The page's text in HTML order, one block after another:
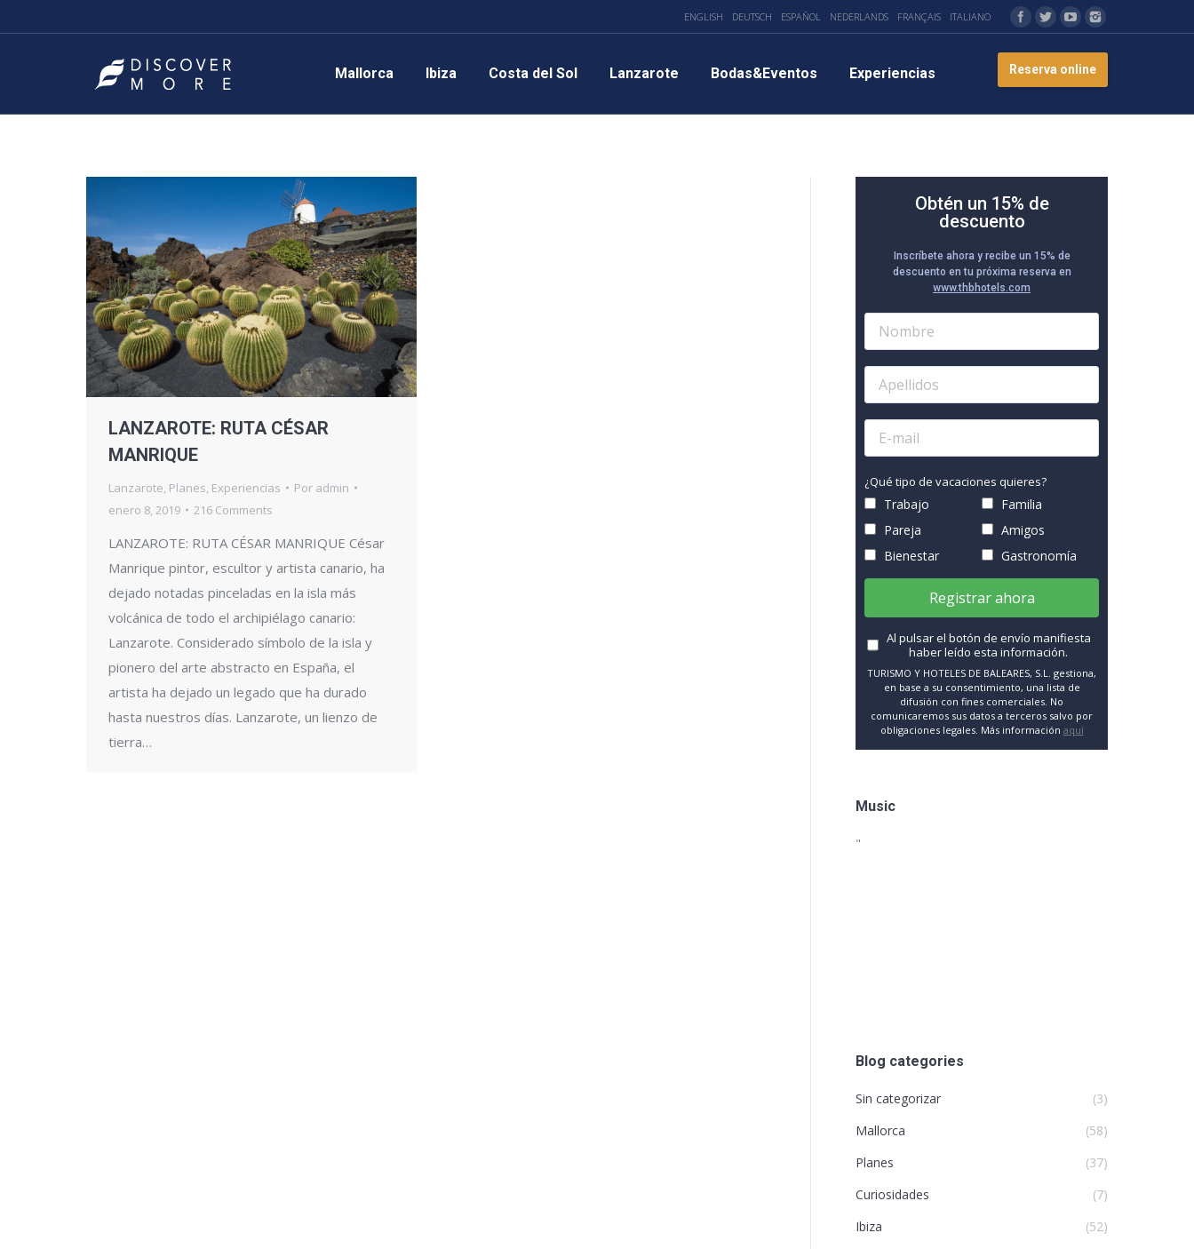
ENGLISH DEUTSCH ESPAÑOL NEDERLANDS FRANÇAIS ITALIANO
Mallorca Ibiza Costa del Sol Lanzarote Bodas&Eventos Experiencias Reserva online
LANZAROTE: RUTA CÉSAR
MANRIQUE
Lanzarote Planes Experiencias Por admin
enero 8, 2019
216 Comments
LANZAROTE: RUTA CÉSAR MANRIQUE César
Manrique pintor, escultor y artista canario, ha
dejado notadas pinceladas en la isla más
volcánica de todo el archipiélago canario:
Lanzarote. Considerado símbolo de la isla y
pionero del arte abstracto en España, el
artista ha dejado un legado que ha durado
hasta nuestros días. Lanzarote, un lienzo de
tierra…
Obtén un 15% de
descuento
Inscríbete ahora y recibe un 15% de
descuento en tu próxima reserva en
www.thbhotels.com
¿Qué tipo de vacaciones quieres?
Trabajo
Familia
Pareja
Amigos
Bienestar
Gastronomía
Registrar ahora
Al pulsar el botón de envío manifiesta
haber leído esta información.
TURISMO Y HOTELES DE BALEARES, S.L. gestiona,
en base a su consentimiento, una lista de
difusión con fines comerciales. No
comunicaremos sus datos a terceros salvo por
obligaciones legales. Más información aquí
Music
"
Blog categories
Sin categorizar
(3)
Mallorca
(58)
Planes
(37)
Curiosidades
(7)
Ibiza
(52)